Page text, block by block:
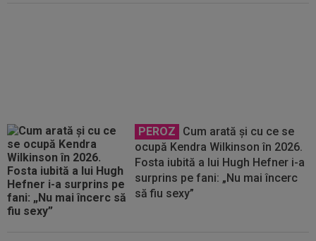
PEROZ
Cum arată și cu ce se
ocupă Kendra Wilkinson în 2026.
Fosta iubită a lui Hugh Hefner i-a
surprins pe fani: „Nu mai încerc
să fiu sexy”